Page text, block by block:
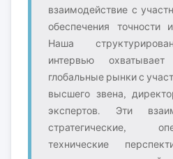
взаимодействие с
обеспечения точности
Наша
интервью
глобальные рынки с
высшего звена,
экспертов. Эти
стратегические,
технические